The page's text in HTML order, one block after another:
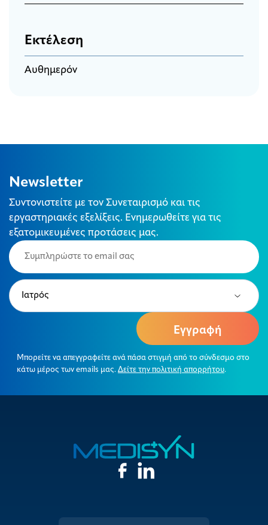
Εκτέλεση
Αυθημερόν
Newsletter
Συντονιστείτε με τον Συνεταιρισμό και τις
εργαστηριακές εξελίξεις. Ενημερωθείτε για τις
εξατομικευμένες προτάσεις μας.
Email
(Required)
Type
(Required)
Μπορείτε να απεγγραφείτε ανά πάσα στιγμή από το σύνδεσμο στο
κάτω μέρος των emails μας. Δείτε την πολιτική απορρήτου.